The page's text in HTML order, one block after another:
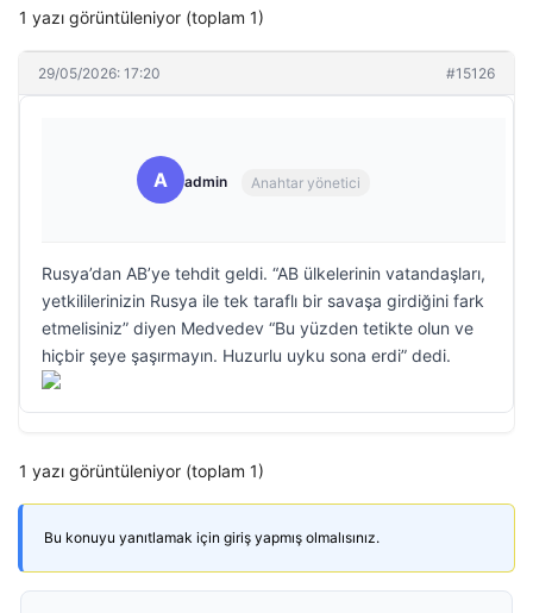
1 yazı görüntüleniyor (toplam 1)
29/05/2026: 17:20 #15126
A admin Anahtar yönetici
Rusya’dan AB’ye tehdit geldi. “AB ülkelerinin vatandaşları,
yetkililerinizin Rusya ile tek taraflı bir savaşa girdiğini fark
etmelisiniz” diyen Medvedev “Bu yüzden tetikte olun ve
hiçbir şeye şaşırmayın. Huzurlu uyku sona erdi” dedi.
1 yazı görüntüleniyor (toplam 1)
Bu konuyu yanıtlamak için giriş yapmış olmalısınız.